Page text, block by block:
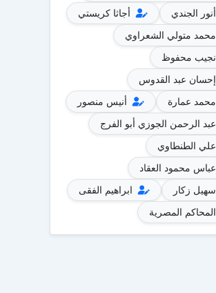
أنور الجندي
أجاثا كريستي
محمد متولي الشعراوي
نجيب محفوظ
إحسان عبد القدوس
محمد عمارة
أنيس منصور
عبد الرحمن الجوزي أبو الفرج
علي الطنطاوي
عباس محمود العقاد
سهيل زكار
ابراهيم الفقى
المحاكم المصرية